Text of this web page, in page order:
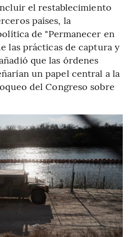
el restablecimiento
países, la
de "Permanecer en
las prácticas de captura y
que las órdenes
un papel central a la
del Congreso sobre